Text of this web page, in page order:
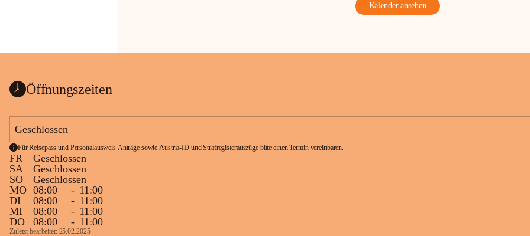
Kalender ansehen
Öffnungszeiten
Geschlossen
Für Reisepass und Personalausweis Anträge sowie Austria-ID und Strafregisterauszüge bitte einen Termin vereinbaren.
FR
Geschlossen
SA
Geschlossen
SO
Geschlossen
MO 08:00 - 11:00
DI
08:00 - 11:00
MI
08:00 - 11:00
DO
08:00 - 11:00
Zuletzt bearbeitet: 25.02.2025